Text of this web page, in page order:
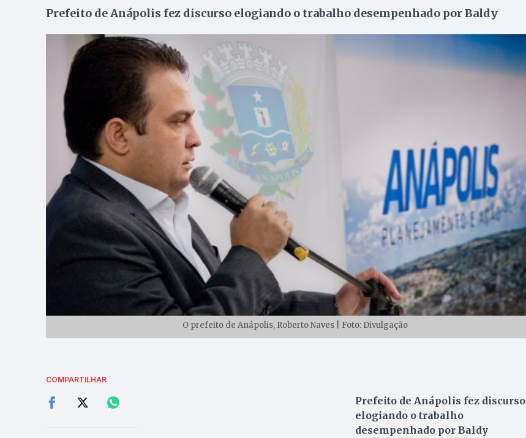
Prefeito de Anápolis fez discurso elogiando o trabalho desempenhado por Baldy
O prefeito de Anápolis, Roberto Naves | Foto: Divulgação
COMPARTILHAR
Prefeito de Anápolis fez discurso
elogiando o trabalho
desempenhado por Baldy